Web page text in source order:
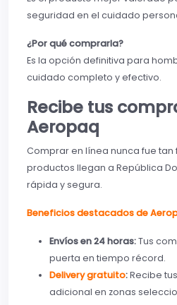
seguridad en el cuidado
¿Por qué comprarla?
Es la opción definitiva para
cuidado completo y efectivo.
Recibe tus
Aeropaq
Comprar en línea nunca fue tan
productos llegan a República
rápida y segura.
Beneficios destacados de
Envíos en 24 horas:Tus
puerta en tiempo récord.
Delivery gratuito:Recibe
adicional en zonas